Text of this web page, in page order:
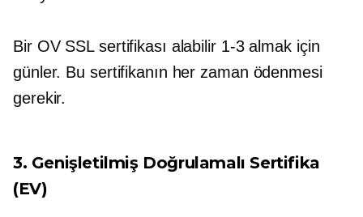
Bir OV SSL sertifikası alabilir 1-3almak için
günler. Bu sertifikanın her zaman ödenmesi
gerekir.
3. Genişletilmiş Doğrulamalı Sertifika
(EV)